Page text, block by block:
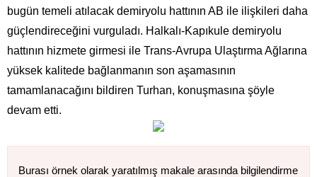
bugün temeli atılacak demiryolu hattının AB ile ilişkileri daha
güçlendireceğini vurguladı. Halkalı-Kapıkule demiryolu
hattının hizmete girmesi ile Trans-Avrupa Ulaştırma Ağlarına
yüksek kalitede bağlanmanın son aşamasının
tamamlanacağını bildiren Turhan, konuşmasına şöyle
devam etti.
Burası örnek olarak yaratılmış makale arasında bilgilendirme